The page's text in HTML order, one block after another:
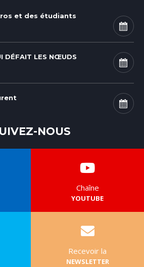
et des étudiants
DÉFAIT LES NŒUDS
NOUS
Chaîne
YOUTUBE
Recevoir la
NEWSLETTER